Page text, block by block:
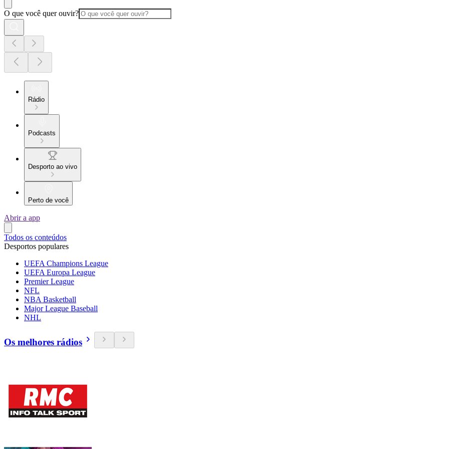
O que você quer ouvir?
Rádio
Podcasts
Desporto ao vivo
Perto de você
Abrir a app
Todos os conteúdos
Desportos populares
UEFA Champions League
UEFA Europa League
Premier League
NFL
NBA Basketball
Major League Baseball
NHL
Os melhores rádios